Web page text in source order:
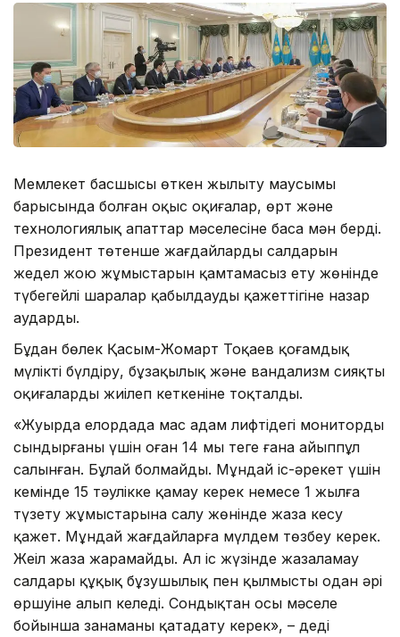
Мемлекет басшысы өткен жылыту маусымы
барысында болған оқыс оқиғалар, өрт және
технологиялық апаттар мәселесіне баса мән берді.
Президент төтенше жағдайлардың салдарын
жедел жою жұмыстарын қамтамасыз ету жөнінде
түбегейлі шаралар қабылдаудың қажеттігіне назар
аударды.
Бұдан бөлек Қасым-Жомарт Тоқаев қоғамдық
мүлікті бүлдіру, бұзақылық және вандализм сияқты
оқиғалардың жиілеп кеткеніне тоқталды.
«Жуырда елордада мас адам лифтідегі мониторды
сындырғаны үшін оған 14 мың теңге ғана айыппұл
салынған. Бұлай болмайды. Мұндай іс-әрекет үшін
кемінде 15 тәулікке қамау керек немесе 1 жылға
түзету жұмыстарына салу жөнінде жаза кесу
қажет. Мұндай жағдайларға мүлдем төзбеу керек.
Жеңіл жаза жарамайды. Ал іс жүзінде жазаламау
салдары құқық бұзушылық пен қылмыстың одан әрі
өршуіне алып келеді. Сондықтан осы мәселе
бойынша заңнаманы қатаңдату керек», – деді